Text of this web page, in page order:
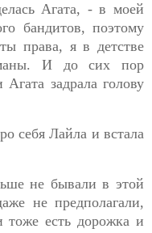
Агата, - в моей
бандитов, поэтому
права, я в детстве
И до сих пор
задрала голову
себя Лайла и встала
не бывали в этой
не предполагали,
тоже есть дорожка и